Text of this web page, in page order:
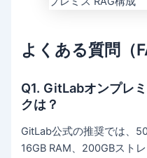
よくある質問（
Q1. GitLabオンプレ
クは？
GitLab公式の推奨では、
16GB RAM、200GBスト